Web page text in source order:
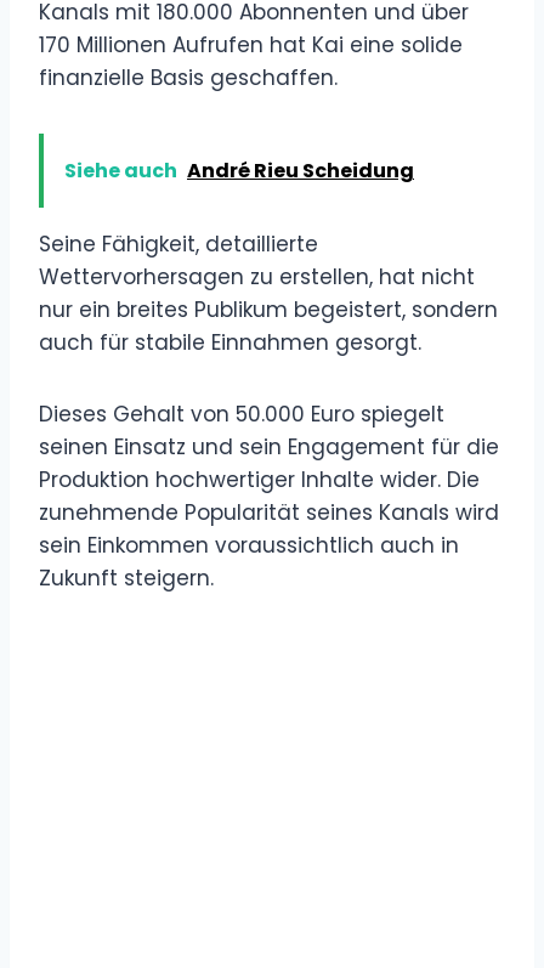
Kanals mit 180.000 Abonnenten und über
170 Millionen Aufrufen hat Kai eine solide
finanzielle Basis geschaffen.
Siehe auch André Rieu Scheidung
Seine Fähigkeit, detaillierte
Wettervorhersagen zu erstellen, hat nicht
nur ein breites Publikum begeistert, sondern
auch für stabile Einnahmen gesorgt.
Dieses Gehalt von 50.000 Euro spiegelt
seinen Einsatz und sein Engagement für die
Produktion hochwertiger Inhalte wider. Die
zunehmende Popularität seines Kanals wird
sein Einkommen voraussichtlich auch in
Zukunft steigern.